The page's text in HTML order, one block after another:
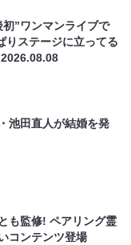
”ワンマンライブで
りステージに立ってる
2026.08.08
池田直人が結婚を発
も監修! ペアリング霊
コンテンツ登場